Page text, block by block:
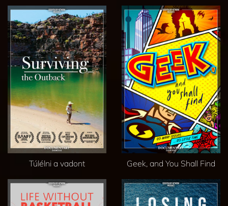
Túlélni a vadont Geek, and You Shall Find